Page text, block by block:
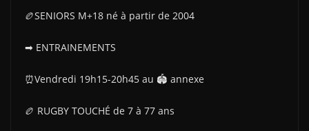
🏉SENIORS M+18 né à partir de 2004
➡ ENTRAINEMENTS
⏰Vendredi 19h15-20h45 au 🏟 annexe
🏉 RUGBY TOUCHÉ de 7 à 77 ans